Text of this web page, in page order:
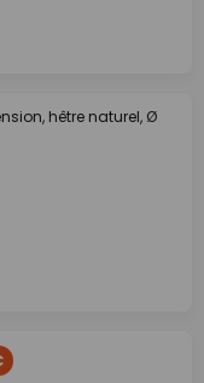
hêtre naturel, Ø